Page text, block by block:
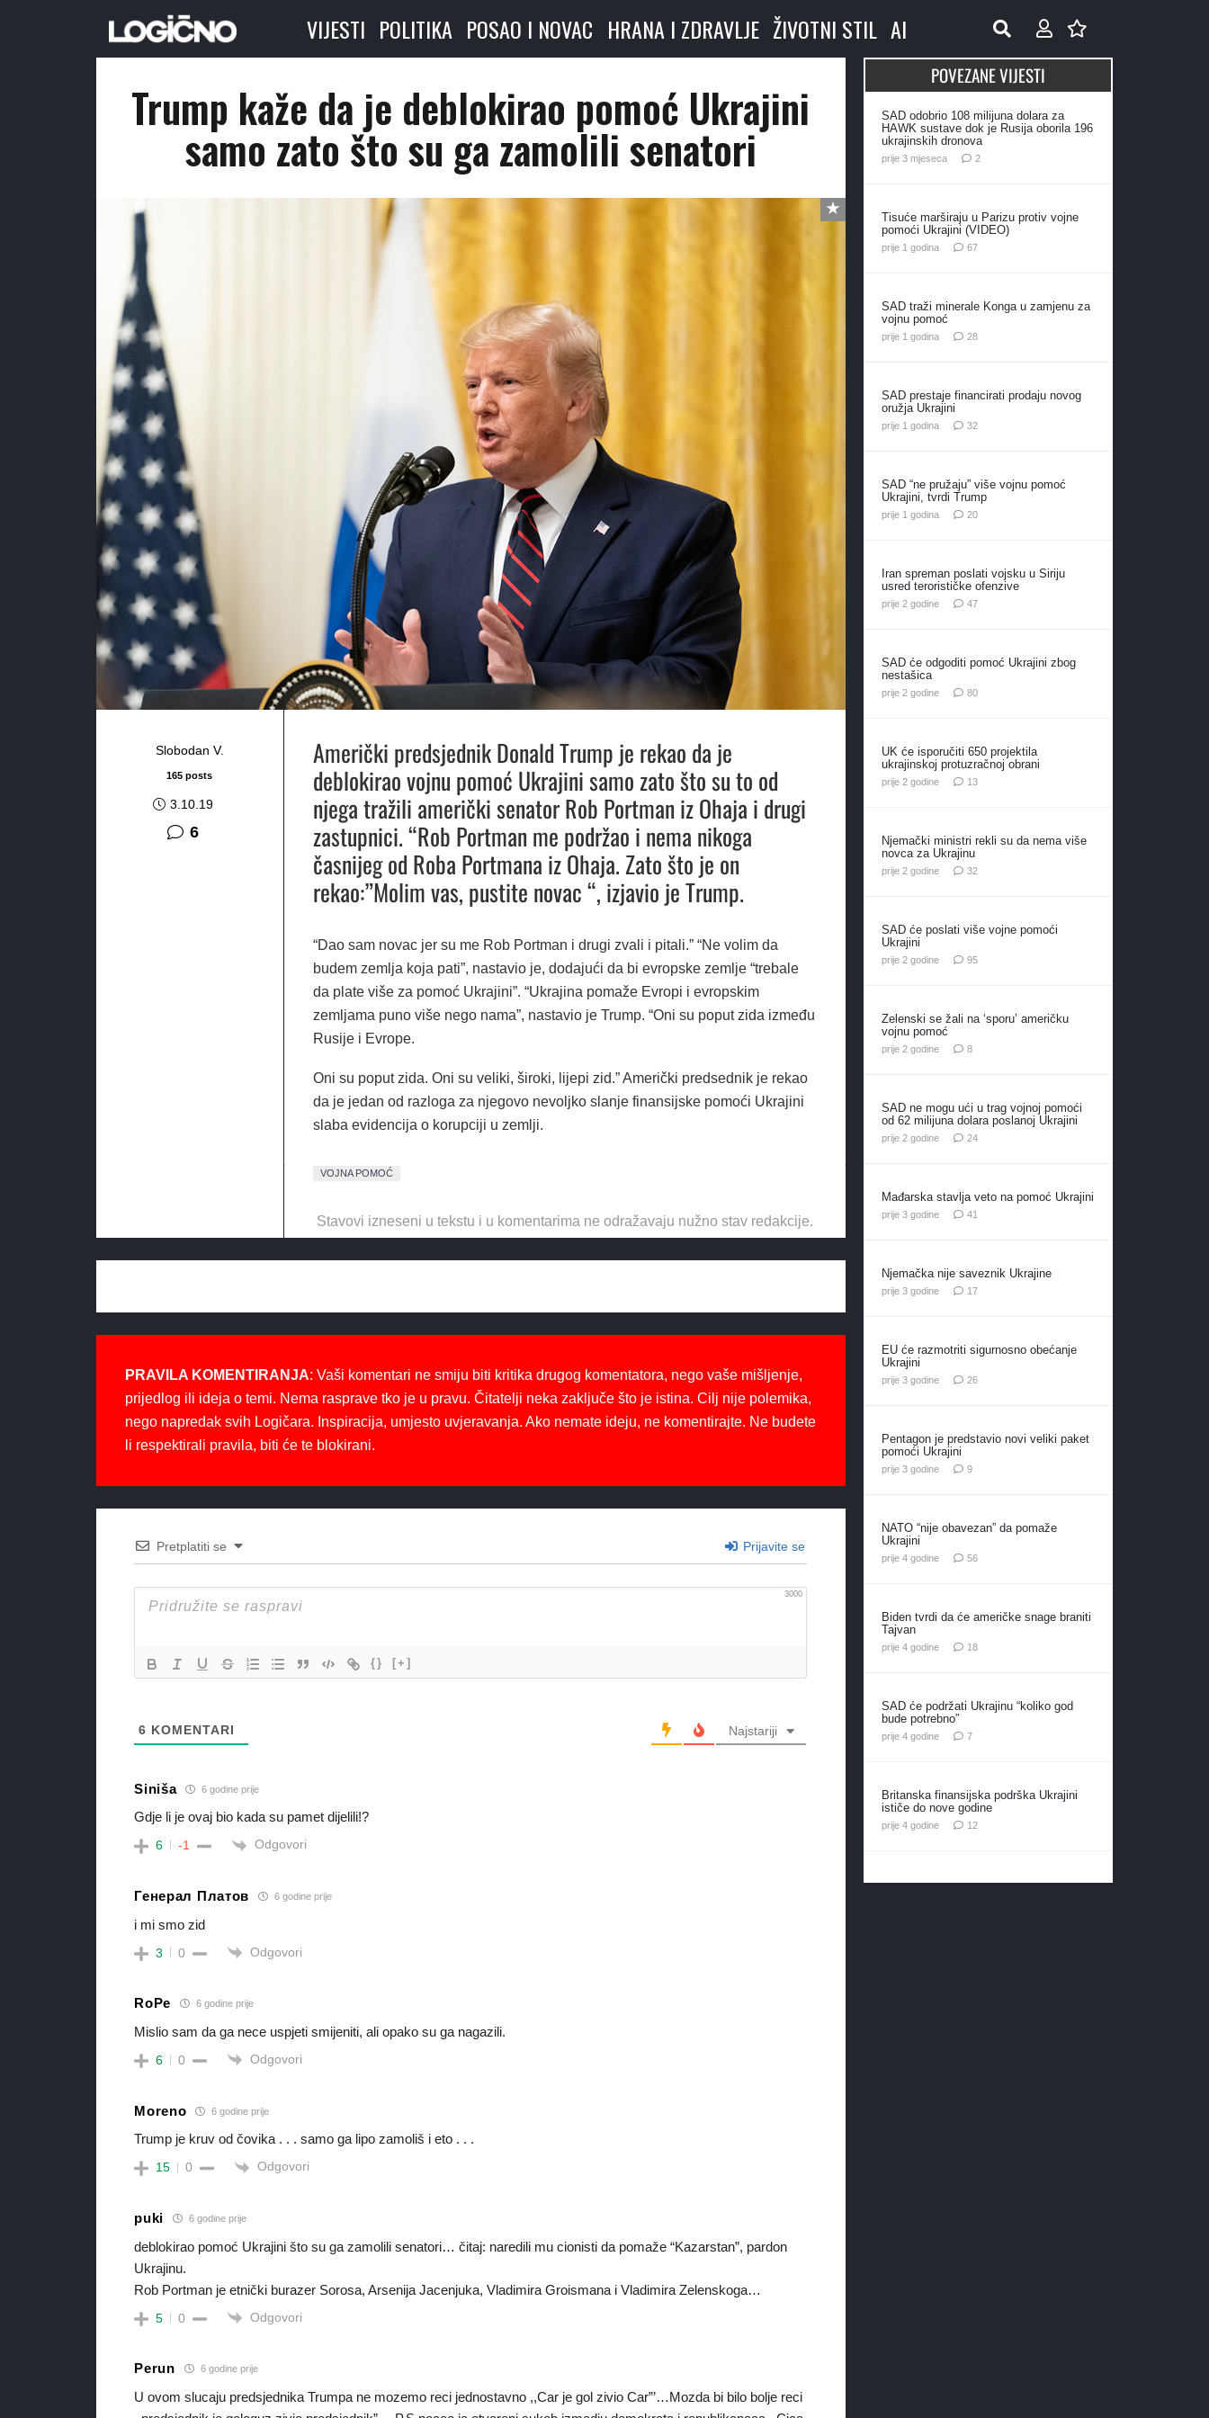
VIJESTI POLITIKA POSAO I NOVAC HRANA I ZDRAVLJE ŽIVOTNI STIL AI
Trump kaže da je deblokirao pomoć Ukrajini
samo zato što su ga zamolili senatori
Slobodan V.
165 posts
3.10.19
6komentara
Američki predsjednik Donald Trump je rekao da je
deblokirao vojnu pomoć Ukrajini samo zato što su to od
njega tražili američki senator Rob Portman iz Ohaja i drugi
zastupnici. “Rob Portman me podržao i nema nikoga
časnijeg od Roba Portmana iz Ohaja. Zato što je on
rekao:”Molim vas, pustite novac “, izjavio je Trump.
“Dao sam novac jer su me Rob Portman i drugi zvali i pitali.” “Ne volim da
budem zemlja koja pati”, nastavio je, dodajući da bi evropske zemlje “trebale
da plate više za pomoć Ukrajini”. “Ukrajina pomaže Evropi i evropskim
zemljama puno više nego nama”, nastavio je Trump. “Oni su poput zida između
Rusije i Evrope.
Oni su poput zida. Oni su veliki, široki, lijepi zid.” Američki predsednik je rekao
da je jedan od razloga za njegovo nevoljko slanje finansijske pomoći Ukrajini
slaba evidencija o korupciji u zemlji.
VOJNA POMOĆ
Stavovi izneseni u tekstu i u komentarima ne odražavaju nužno stav redakcije.
PRAVILA KOMENTIRANJA: Vaši komentari ne smiju biti kritika drugog komentatora, nego vaše mišljenje,
prijedlog ili ideja o temi. Nema rasprave tko je u pravu. Čitatelji neka zaključe što je istina. Cilj nije polemika,
nego napredak svih Logičara. Inspiracija, umjesto uvjeravanja. Ako nemate ideju, ne komentirajte. Ne budete
li respektirali pravila, biti će te blokirani.
Pretplatiti se Prijavite se
3000
{} [+]
6 KOMENTARI Najstariji
Siniša 6 godine prije
Gdje li je ovaj bio kada su pamet dijelili!?
6 -1 Odgovori
Генерал Платов 6 godine prije
i mi smo zid
3 0 Odgovori
RoPe 6 godine prije
Mislio sam da ga nece uspjeti smijeniti, ali opako su ga nagazili.
6 0 Odgovori
Moreno 6 godine prije
Trump je kruv od čovika . . . samo ga lipo zamoliš i eto . . .
15 0 Odgovori
puki 6 godine prije
deblokirao pomoć Ukrajini što su ga zamolili senatori… čitaj: naredili mu cionisti da pomaže “Kazarstan”, pardon
Ukrajinu.
Rob Portman je etnički burazer Sorosa, Arsenija Jacenjuka, Vladimira Groismana i Vladimira Zelenskoga…
5 0 Odgovori
Perun 6 godine prije
U ovom slucaju predsjednika Trumpa ne mozemo reci jednostavno ,,Car je gol zivio Car”’…Mozda bi bilo bolje reci
POVEZANE VIJESTI
SAD odobrio 108 milijuna dolara za
HAWK sustave dok je Rusija oborila 196
ukrajinskih dronova
prije 3 mjeseca 2komentara
Tisuće marširaju u Parizu protiv vojne
pomoći Ukrajini (VIDEO)
prije 1 godina 67komentara
SAD traži minerale Konga u zamjenu za
vojnu pomoć
prije 1 godina 28komentara
SAD prestaje financirati prodaju novog
oružja Ukrajini
prije 1 godina 32komentara
SAD “ne pružaju” više vojnu pomoć
Ukrajini, tvrdi Trump
prije 1 godina 20komentara
Iran spreman poslati vojsku u Siriju
usred terorističke ofenzive
prije 2 godine 47komentara
SAD će odgoditi pomoć Ukrajini zbog
nestašica
prije 2 godine 80komentara
UK će isporučiti 650 projektila
ukrajinskoj protuzračnoj obrani
prije 2 godine 13komentara
Njemački ministri rekli su da nema više
novca za Ukrajinu
prije 2 godine 32komentara
SAD će poslati više vojne pomoći
Ukrajini
prije 2 godine 95komentara
Zelenski se žali na ‘sporu’ američku
vojnu pomoć
prije 2 godine 8komentara
SAD ne mogu ući u trag vojnoj pomoći
od 62 milijuna dolara poslanoj Ukrajini
prije 2 godine 24komentara
Mađarska stavlja veto na pomoć Ukrajini
prije 3 godine 41
Njemačka nije saveznik Ukrajine
prije 3 godine 17komentara
EU će razmotriti sigurnosno obećanje
Ukrajini
prije 3 godine 26komentara
Pentagon je predstavio novi veliki paket
pomoći Ukrajini
prije 3 godine 9komentara
NATO “nije obavezan” da pomaže
Ukrajini
prije 4 godine 56komentara
Biden tvrdi da će američke snage braniti
Tajvan
prije 4 godine 18komentara
SAD će podržati Ukrajinu “koliko god
bude potrebno”
prije 4 godine 7komentara
Britanska finansijska podrška Ukrajini
ističe do nove godine
prije 4 godine 12komentara